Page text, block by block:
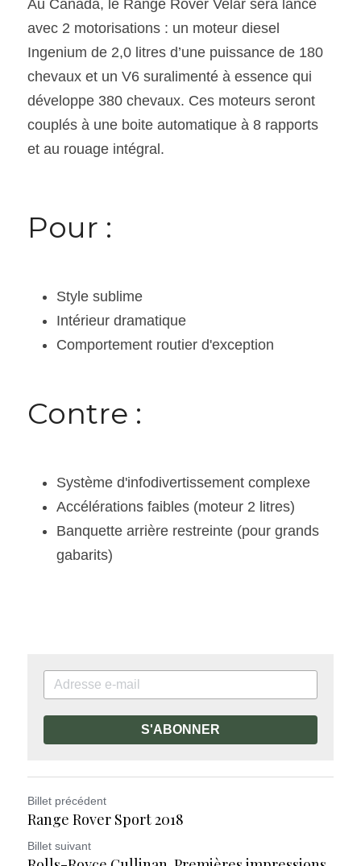
Au Canada, le Range Rover Velar sera lancé
avec 2 motorisations : un moteur diesel
Ingenium de 2,0 litres d’une puissance de 180
chevaux et un V6 suralimenté à essence qui
développe 380 chevaux. Ces moteurs seront
couplés à une boite automatique à 8 rapports
et au rouage intégral.
Pour :
Style sublime
Intérieur dramatique
Comportement routier d'exception
Contre :
Système d'infodivertissement complexe
Accélérations faibles (moteur 2 litres)
Banquette arrière restreinte (pour grands
gabarits)
S'ABONNER
Billet précédent
Range Rover Sport 2018
Billet suivant